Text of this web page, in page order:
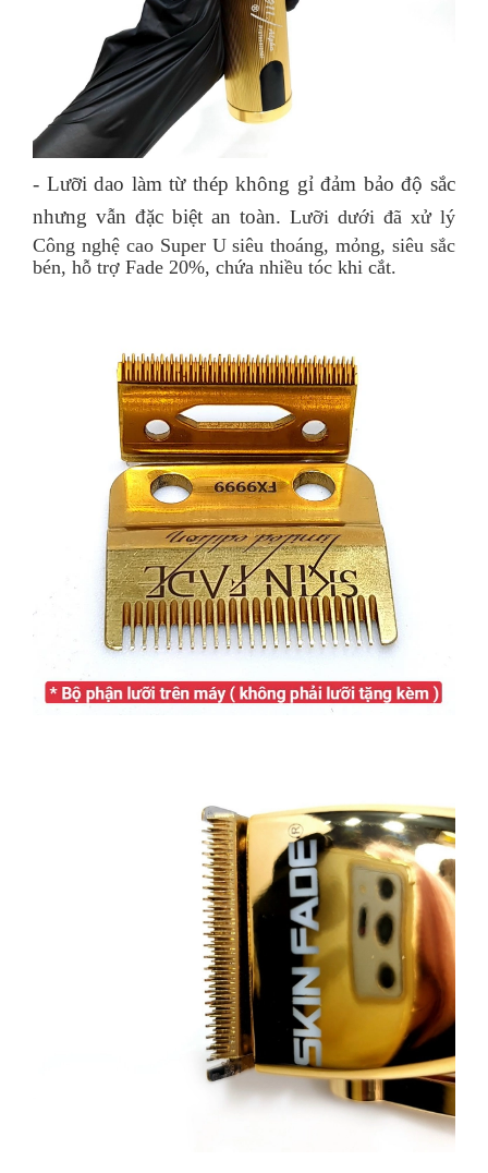
- Lưỡi dao làm từ thép không gỉ đảm bảo độ sắc
nhưng vẫn đặc biệt an toàn. Lưỡi dưới đã xử lý
Công nghệ cao Super U siêu thoáng, mỏng, siêu sắc
bén, hỗ trợ Fade 20%, chứa nhiều tóc khi cắt.